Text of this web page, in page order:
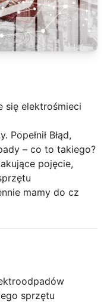
się elektrośmieci
Błąd,
– co to takiego?
pojęcie,
mamy do cz
sprzętu